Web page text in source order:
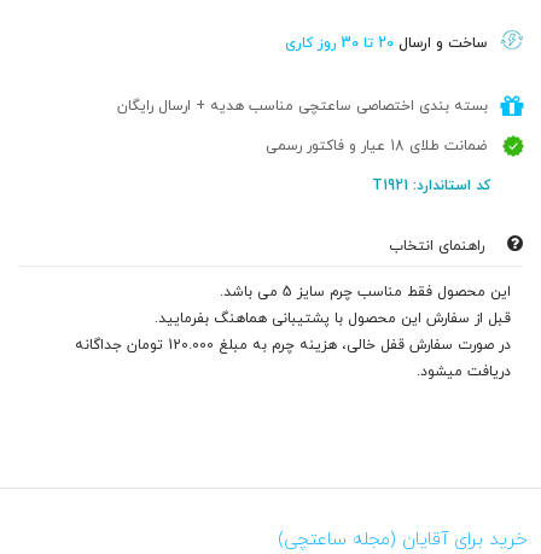
ساخت و ارسال 20 تا 30 روز کاری
بسته بندی اختصاصی ساعتچی مناسب هدیه + ارسال رایگان
ضمانت طلای 18 عیار و فاکتور رسمی
کد استاندارد: T1921
راهنمای انتخاب
این محصول فقط مناسب چرم سایز 5 می باشد.
قبل از سفارش این محصول با پشتیبانی هماهنگ بفرمایید.
در صورت سفارش قفل خالی، هزینه چرم به مبلغ 120.000 تومان جداگانه
دریافت میشود.
خرید برای آقایان (مجله ساعتچی)